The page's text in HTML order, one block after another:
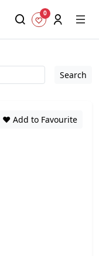
0
Search
❤️ Add to Favourite